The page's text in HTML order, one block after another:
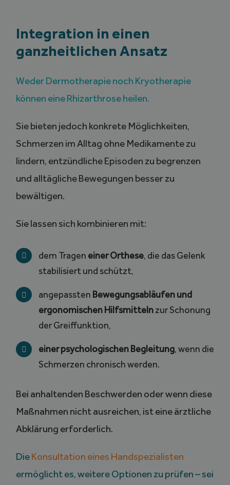
Integration in einen
ganzheitlichen Ansatz
Weder Dermotherapie noch Kryotherapie
können eine Rhizarthrose heilen.
Sie bieten jedoch konkrete Möglichkeiten,
Schmerzen im Alltag ohne Medikamente zu
lindern, entzündliche Episoden zu begrenzen
und alltägliche Bewegungen besser zu
bewältigen.
Sie lassen sich kombinieren mit:
dem Tragen einer Orthese, die das Gelenk
stabilisiert und schützt,
angepassten Bewegungsabläufen und
ergonomischen Hilfsmittelnzur Schonung
der Greiffunktion,
einer psychologischen Begleitung, wenn die
Schmerzen chronisch werden.
Bei anhaltenden Beschwerden oder wenn diese
Maßnahmen nicht ausreichen, ist eine ärztliche
Abklärung erforderlich.
DieKonsultation eines Handspezialisten
ermöglicht es, weitere Optionen zu prüfen – sei